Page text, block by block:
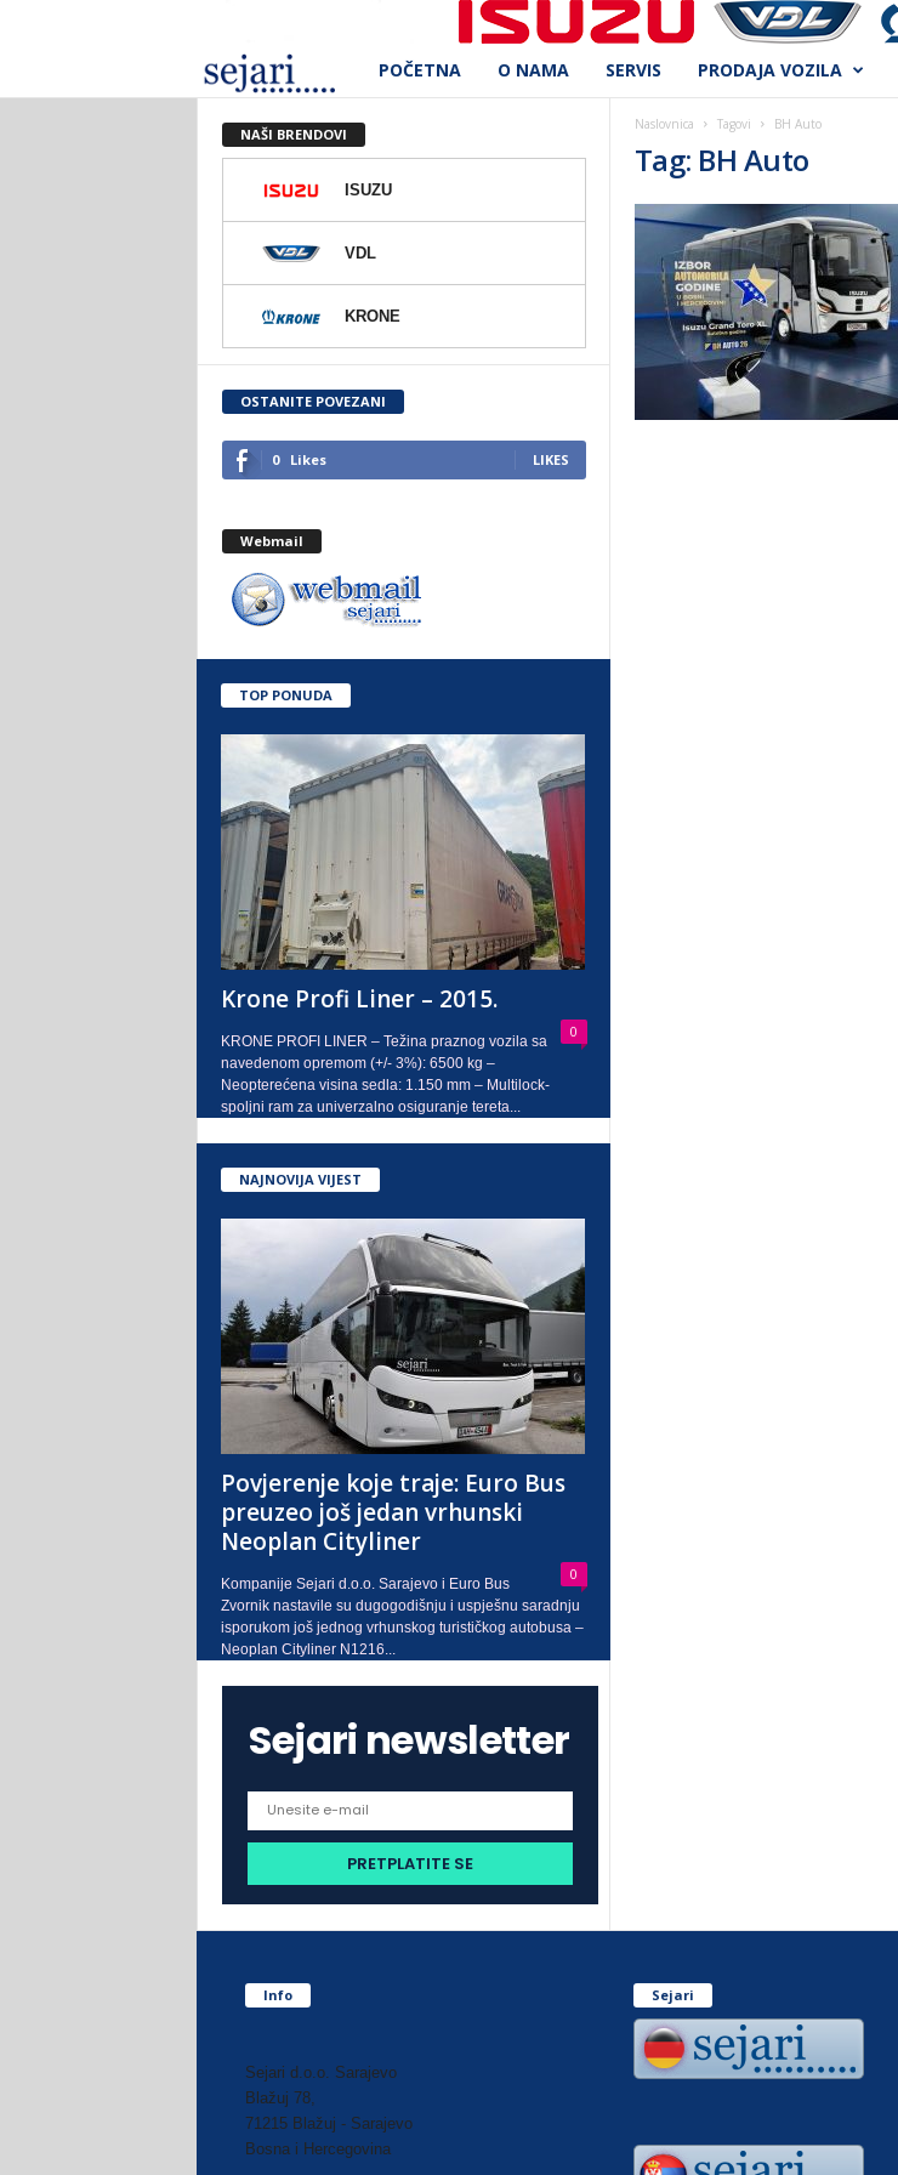
e
r
d
.
o
.
a
j
o
POČETNA O NAMA SERVIS PRODAJA VOZILA
Naslovnica Tagovi BH Auto
Tag: BH Auto
NAŠI BRENDOVI
ISUZU
VDL
KRONE
OSTANITE POVEZANI
0 Likes LIKES
Webmail
TOP PONUDA
Krone Profi Liner – 2015.
0
KRONE PROFI LINER – Težina praznog vozila sa
navedenom opremom (+/- 3%): 6500 kg –
Neopterećena visina sedla: 1.150 mm – Multilock-
spoljni ram za univerzalno osiguranje tereta...
NAJNOVIJA VIJEST
Povjerenje koje traje: Euro Bus
preuzeo još jedan vrhunski
Neoplan Cityliner
0
Kompanije Sejari d.o.o. Sarajevo i Euro Bus
Zvornik nastavile su dugogodišnju i uspješnu saradnju
isporukom još jednog vrhunskog turističkog autobusa –
Neoplan Cityliner N1216...
Sejari newsletter
Info
Sejari d.o.o. Sarajevo
Blažuj 78,
71215 Blažuj - Sarajevo
Bosna i Hercegovina
Sejari